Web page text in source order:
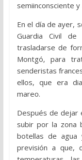
semiinconsciente
En el día de ayer,
Guardia Civil de
trasladarse de
Montgó, para
senderistas
ellos, que era
mareo.
Después de dejar
subir por la zona
botellas de
previsión a que,